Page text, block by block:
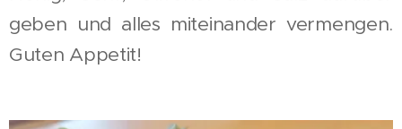
geben und alles miteinander vermengen.
Guten Appetit!